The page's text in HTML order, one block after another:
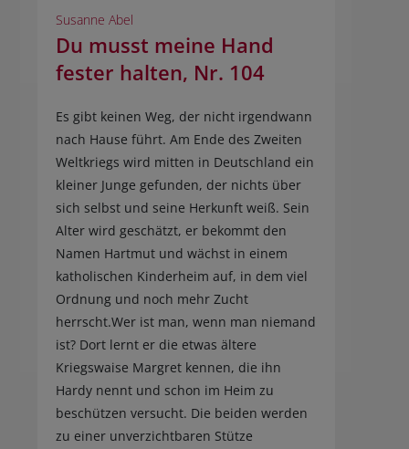
Susanne Abel
Du musst meine Hand
fester halten, Nr. 104
Es gibt keinen Weg, der nicht irgendwann
nach Hause führt. Am Ende des Zweiten
Weltkriegs wird mitten in Deutschland ein
kleiner Junge gefunden, der nichts über
sich selbst und seine Herkunft weiß. Sein
Alter wird geschätzt, er bekommt den
Namen Hartmut und wächst in einem
katholischen Kinderheim auf, in dem viel
Ordnung und noch mehr Zucht
herrscht.Wer ist man, wenn man niemand
ist? Dort lernt er die etwas ältere
Kriegswaise Margret kennen, die ihn
Hardy nennt und schon im Heim zu
beschützen versucht. Die beiden werden
zu einer unverzichtbaren Stütze